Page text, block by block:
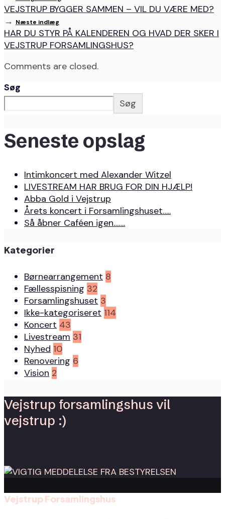
VEJSTRUP BYGGER SAMMEN – VIL DU VÆRE MED?
→ Næste indlæg
HAR DU STYR PÅ KALENDEREN OG HVAD DER SKER I
VEJSTRUP FORSAMLINGSHUS?
Comments are closed.
Søg
Søg
Seneste opslag
Intimkoncert med Alexander Witzel
LIVESTREAM HAR BRUG FOR DIN HJÆLP!
Abba Gold i Vejstrup
Årets koncert i Forsamlingshuset…..
Så åbner Caféen igen…….
Kategorier
Børnearrangement 8
Fællesspisning 32
Forsamlingshuset 3
Ikke-kategoriseret 114
Koncert 43
Livestream 31
Nyhed 10
Renovering 6
Vision 2
Vejstrup forsamlingshus vil
vejstrup :)
Vejstrup Forsamlingshus